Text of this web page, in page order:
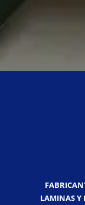
LAMINAS Y